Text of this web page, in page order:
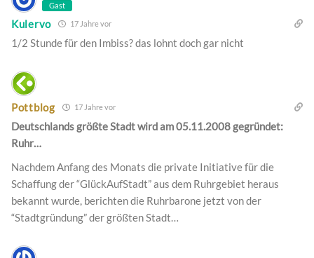
Gast
Kulervo 17 Jahre vor
1/2 Stunde für den Imbiss? das lohnt doch gar nicht
Pottblog 17 Jahre vor
Deutschlands größte Stadt wird am 05.11.2008 gegründet:
Ruhr…
Nachdem Anfang des Monats die private Initiative für die
Schaffung der “GlückAufStadt” aus dem Ruhrgebiet heraus
bekannt wurde, berichten die Ruhrbarone jetzt von der
“Stadtgründung” der größten Stadt…